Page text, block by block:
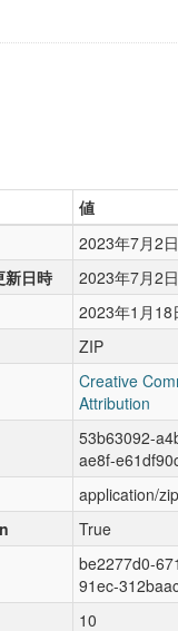
値
2023年7月2日
新日時
2023年7月2日
2023年1月18
ZIP
Creative
Attribution
53b63092-
ae8f-
application/zip
True
be2277d0-
91ec-
10